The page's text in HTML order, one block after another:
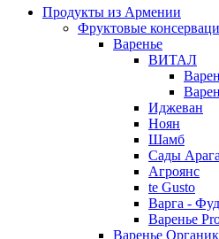
Продукты из Армении
Фруктовые
Варенье
ВИТАЛ
Иджеван
Ноян
Шамб
Сады
Агроянс
te Gusto
Варга - Фуд
Варенье
Варенье Органик